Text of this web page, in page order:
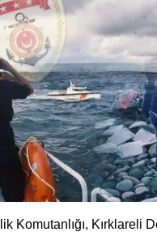
Komutanlığı, Kırklareli